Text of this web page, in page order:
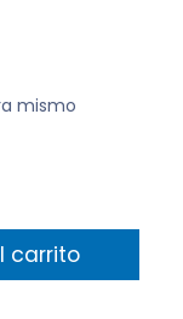
mismo
carrito